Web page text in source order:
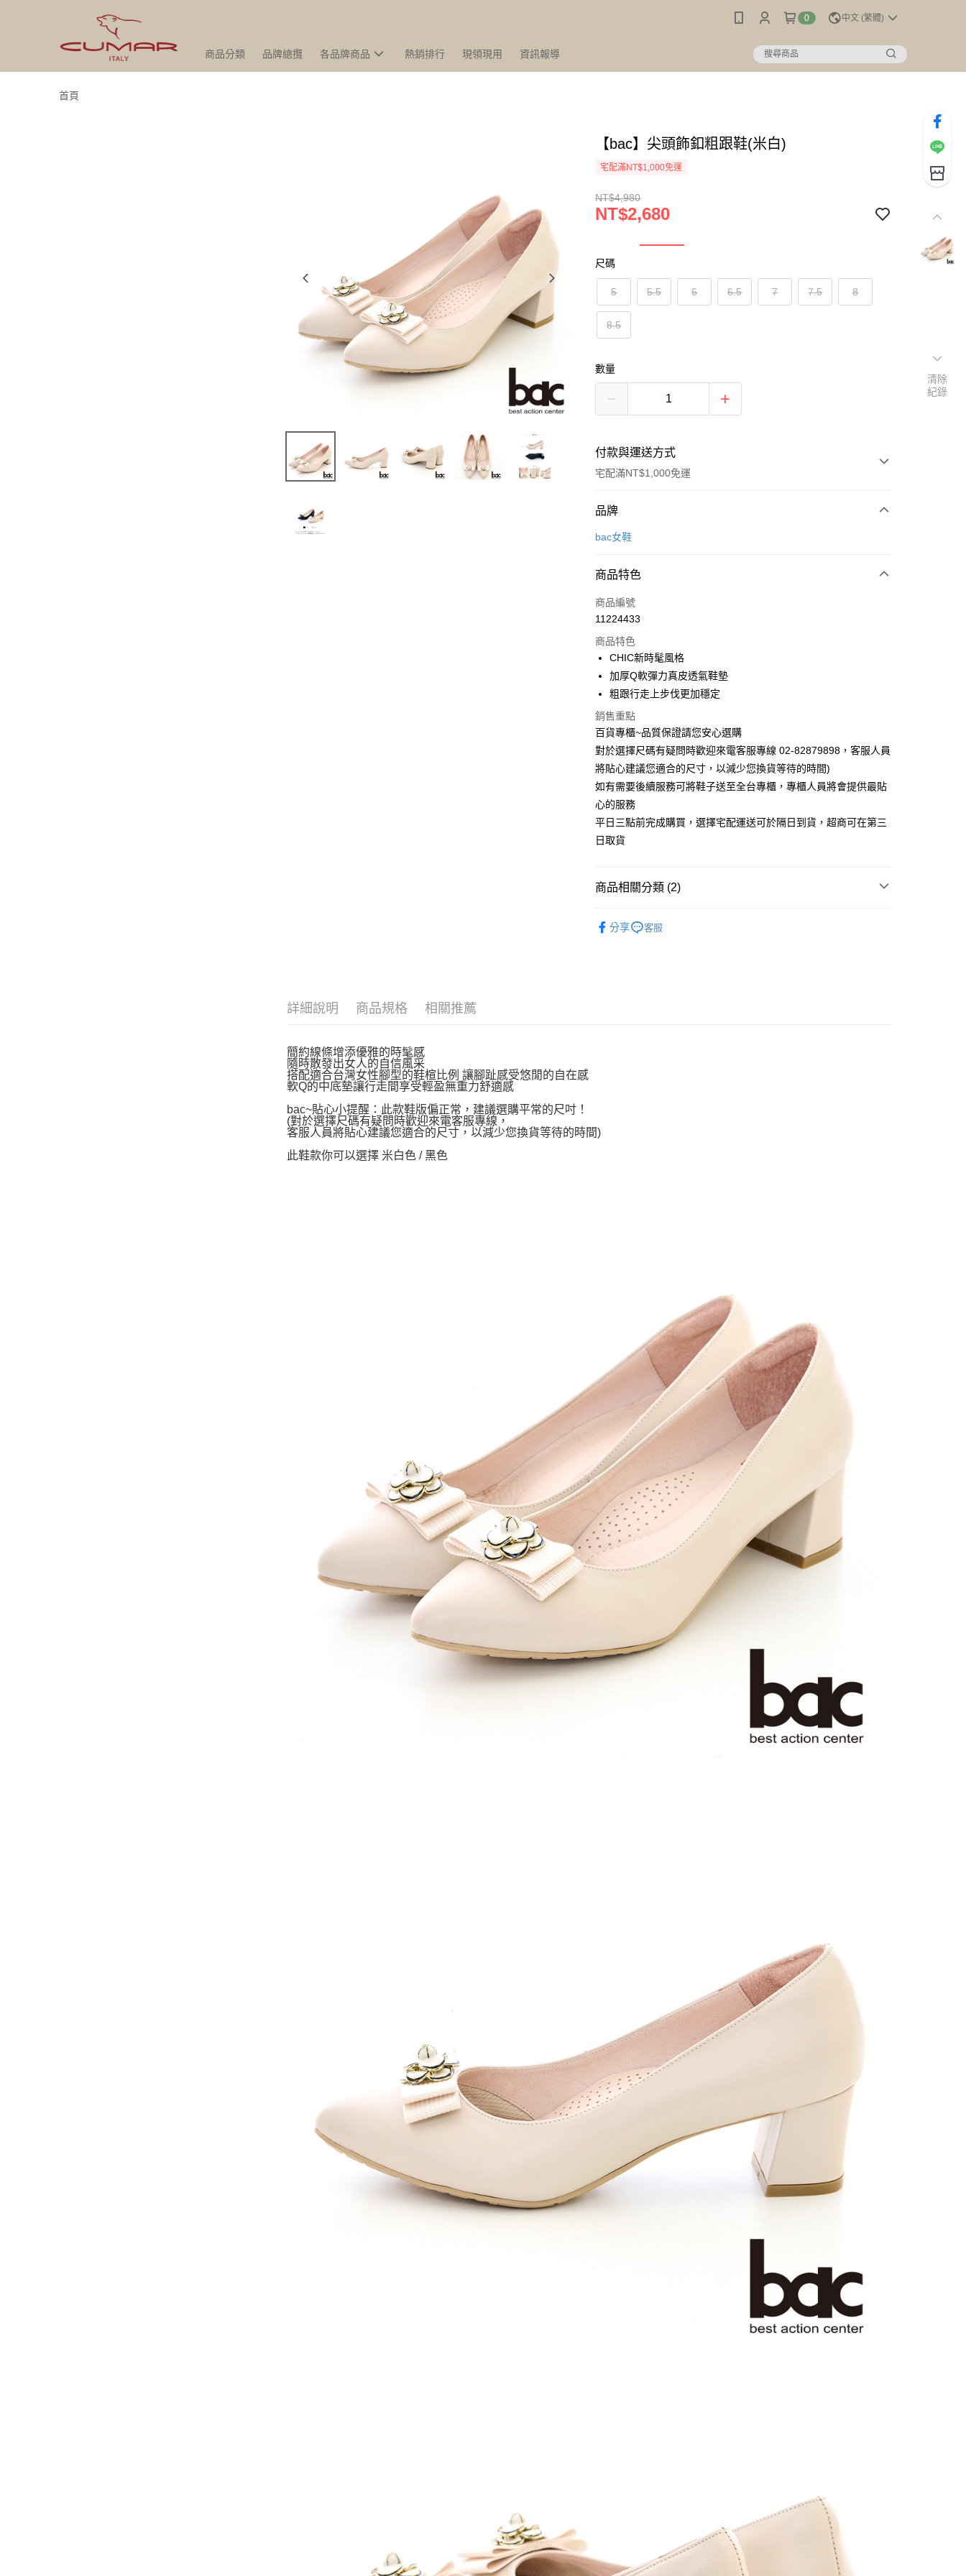
0 中文 (繁體)
商品分類 品牌總攬 各品牌商品 熱銷排行 現領現用 資訊報導
首頁
【bac】尖頭飾釦粗跟鞋(米白)
宅配滿NT$1,000免運
NT$4,980
NT$2,680
尺碼
5 5.5 6 6.5 7 7.5 8
8.5
數量
付款與運送方式
宅配滿NT$1,000免運
付款方式
信用卡一次付款
街口支付
運送方式
宅配
每筆NT$90，滿NT$1,000(含以上)免運費
品牌
bac女鞋
商品特色
商品編號
11224433
商品特色
CHIC新時髦風格
加厚Q軟彈力真皮透氣鞋墊
粗跟行走上步伐更加穩定
銷售重點
百貨專櫃~品質保證請您安心選購
對於選擇尺碼有疑問時歡迎來電客服專線 02-82879898，客服人員
將貼心建議您適合的尺寸，以減少您換貨等待的時間)
如有需要後續服務可將鞋子送至全台專櫃，專櫃人員將會提供最貼
心的服務
平日三點前完成購買，選擇宅配運送可於隔日到貨，超商可在第三
日取貨
商品相關分類 (2)
分享 客服
詳細說明 商品規格 相關推薦
簡約線條增添優雅的時髦感
隨時散發出女人的自信風采
搭配適合台灣女性腳型的鞋楦比例 讓腳趾感受悠閒的自在感
軟Q的中底墊讓行走間享受輕盈無重力舒適感
bac~貼心小提醒：此款鞋版偏正常，建議選購平常的尺吋！
(對於選擇尺碼有疑問時歡迎來電客服專線，
客服人員將貼心建議您適合的尺寸，以減少您換貨等待的時間)
此鞋款你可以選擇 米白色 / 黑色
清除
紀錄